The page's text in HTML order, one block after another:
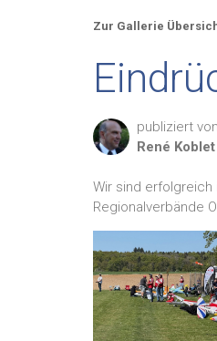
Zur Gallerie
publiziert von
René Koblet
Wir sind erfolgreich
Regionalverbände